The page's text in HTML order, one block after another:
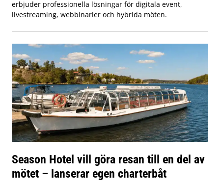
erbjuder professionella lösningar för digitala event,
livestreaming, webbinarier och hybrida möten.
Season Hotel vill göra resan till en del av
mötet – lanserar egen charterbåt